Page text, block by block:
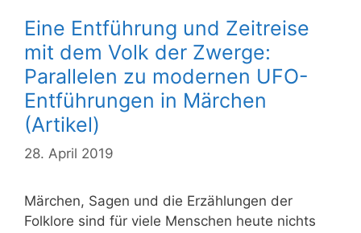
Eine Entführung und Zeitreise
mit dem Volk der Zwerge:
Parallelen zu modernen UFO-
Entführungen in Märchen
(Artikel)
28. April 2019
Märchen, Sagen und die Erzählungen der
Folklore sind für viele Menschen heute nichts